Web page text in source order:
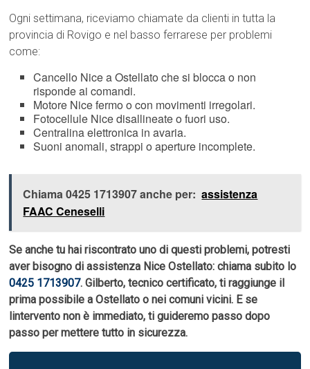
Ogni settimana, riceviamo chiamate da clienti in tutta la
provincia di Rovigo e nel basso ferrarese per problemi
come:
Cancello Nice a Ostellato che si blocca o non
risponde ai comandi.
Motore Nice fermo o con movimenti irregolari.
Fotocellule Nice disallineate o fuori uso.
Centralina elettronica in avaria.
Suoni anomali, strappi o aperture incomplete.
Chiama 0425 1713907 anche per: assistenza
FAAC Ceneselli
Se anche tu hai riscontrato uno di questi problemi, potresti
aver bisogno di assistenza Nice Ostellato: chiama subito lo
0425 1713907. Gilberto, tecnico certificato, ti raggiunge il
prima possibile a Ostellato o nei comuni vicini. E se
lintervento non è immediato, ti guideremo passo dopo
passo per mettere tutto in sicurezza.